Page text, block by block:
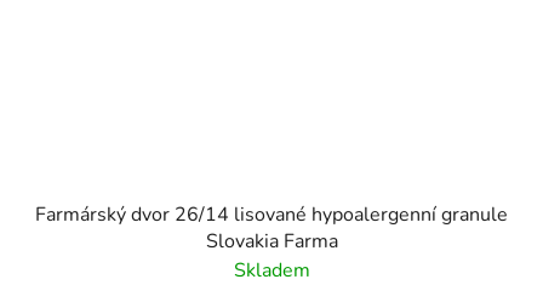
Farmárský dvor 26/14 lisované hypoalergenní granule
Slovakia Farma
Skladem